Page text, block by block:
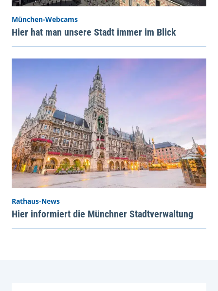
München-Webcams
Hier hat man unsere Stadt immer im Blick
Rathaus-News
Hier informiert die Münchner Stadtverwaltung